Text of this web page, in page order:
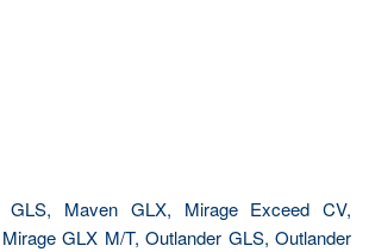
GLS, Maven GLX, Mirage Exceed CV,
GLX M/T, Outlander GLS, Outlander